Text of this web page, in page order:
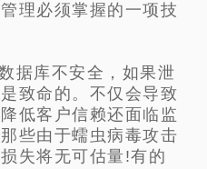
理必须掌握的一项技
据库不安全，如果泄
致命的。不仅会导致
低客户信赖还面临监
些由于蠕虫病毒攻击
失将无可估量!有的